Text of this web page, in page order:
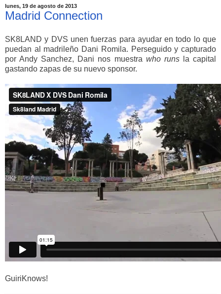
lunes, 19 de agosto de 2013
Madrid Connection
SK8LAND y DVS unen fuerzas para ayudar en todo lo que
puedan al madrileño Dani Romila. Perseguido y capturado
por Andy Sanchez, Dani nos muestra who runsla capital
gastando zapas de su nuevo sponsor.
GuiriKnows!